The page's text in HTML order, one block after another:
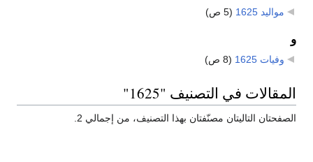
مواليد 1625 (5 ص)
و
وفيات 1625 (8 ص)
المقالات في التصنيف "1625"
الصفحتان التاليتان مصنّفتان بهذا التصنيف، من إجمالي 2.